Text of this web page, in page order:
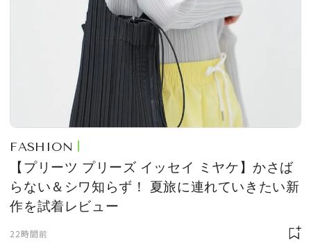
FASHION
【プリーツ プリーズ イッセイ ミヤケ】かさば
らない＆シワ知らず！ 夏旅に連れていきたい新
作を試着レビュー
22時間前